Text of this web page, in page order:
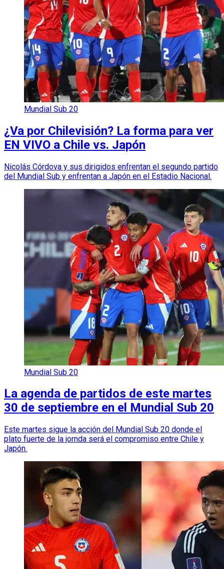
Mundial Sub 20
¿Va por Chilevisión? La forma para ver
EN VIVO a Chile vs. Japón
Nicolás Córdova y sus dirigidos enfrentan el segundo partido
del Mundial Sub y enfrentan a Japón en el Estadio Nacional.
Mundial Sub 20
La agenda de partidos de este martes
30 de septiembre en el Mundial Sub 20
Este martes sigue la acción del Mundial Sub 20 donde el
plato fuerte de la jornda será el compromiso entre Chile y
Japón.